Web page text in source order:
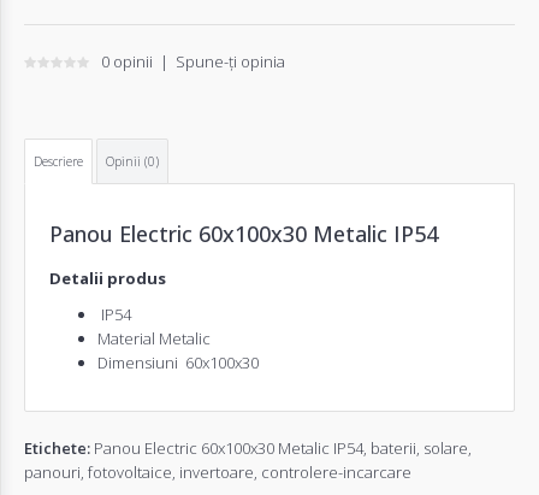
0 opinii | Spune-ţi opinia
Descriere Opinii (0)
Panou Electric 60x100x30 Metalic IP54
Detalii produs
IP54
Material Metalic
Dimensiuni 60x100x30
Etichete: Panou Electric 60x100x30 Metalic IP54, baterii solare
panouri fotovoltaice invertoare controlere-incarcare